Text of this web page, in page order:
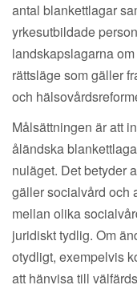
antal blankettlagar
yrkesutbildade
landskapslagarna
rättsläge som gäller
och
Målsättningen är att
åländska
nuläget. Det betyder
gäller socialvård och
mellan olika
juridiskt tydlig. Om
otydligt, exempelvis
att hänvisa till